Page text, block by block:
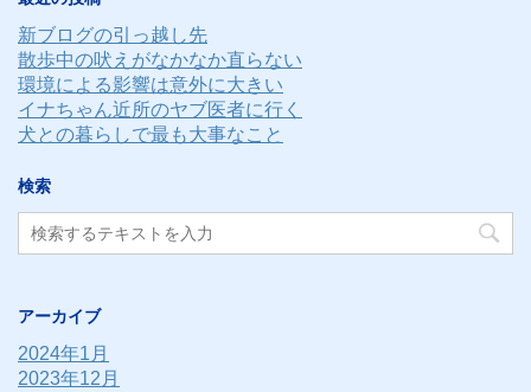
ス
新ブログの引っ越し先
散歩中の吠えがなかなか直らない
環境による影響は意外に大きい
イナちゃん近所のヤブ医者に行く
犬との暮らしで最も大事なこと
検索
アーカイブ
2024年1月
2023年12月